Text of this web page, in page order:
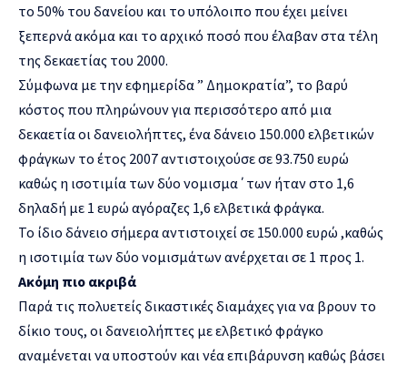
το 50% του δανείου και το υπόλοιπο που έχει μείνει
ξεπερνά ακόμα και το αρχικό ποσό που έλαβαν στα τέλη
της δεκαετίας του 2000.
Σύμφωνα με την εφημερίδα ” Δημοκρατία”, το βαρύ
κόστος που πληρώνουν για περισσότερο από μια
δεκαετία οι δανειολήπτες, ένα δάνειο 150.000 ελβετικών
φράγκων το έτος 2007 αντιστοιχούσε σε 93.750 ευρώ
καθώς η ισοτιμία των δύο νομισμα΄των ήταν στο 1,6
δηλαδή με 1 ευρώ αγόραζες 1,6 ελβετικά φράγκα.
Το ίδιο δάνειο σήμερα αντιστοιχεί σε 150.000 ευρώ ,καθώς
η ισοτιμία των δύο νομισμάτων ανέρχεται σε 1 προς 1.
Ακόμη πιο ακριβά
Παρά τις πολυετείς δικαστικές διαμάχες για να βρουν το
δίκιο τους, οι δανειολήπτες με ελβετικό φράγκο
αναμένεται να υποστούν και νέα επιβάρυνση καθώς βάσει